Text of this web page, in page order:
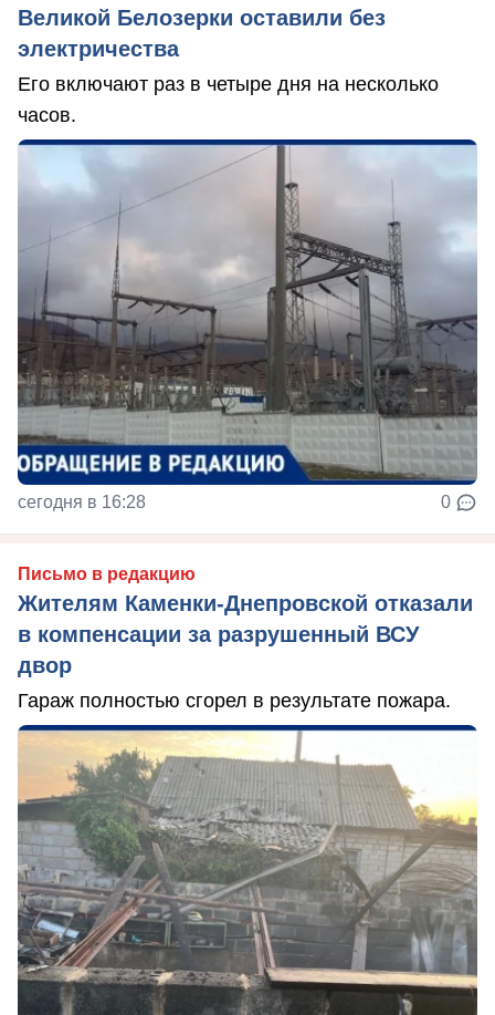
Великой Белозерки оставили без
электричества
Его включают раз в четыре дня на несколько
часов.
сегодня в 16:28 0
Письмо в редакцию
Жителям Каменки-Днепровской отказали
в компенсации за разрушенный ВСУ
двор
Гараж полностью сгорел в результате пожара.